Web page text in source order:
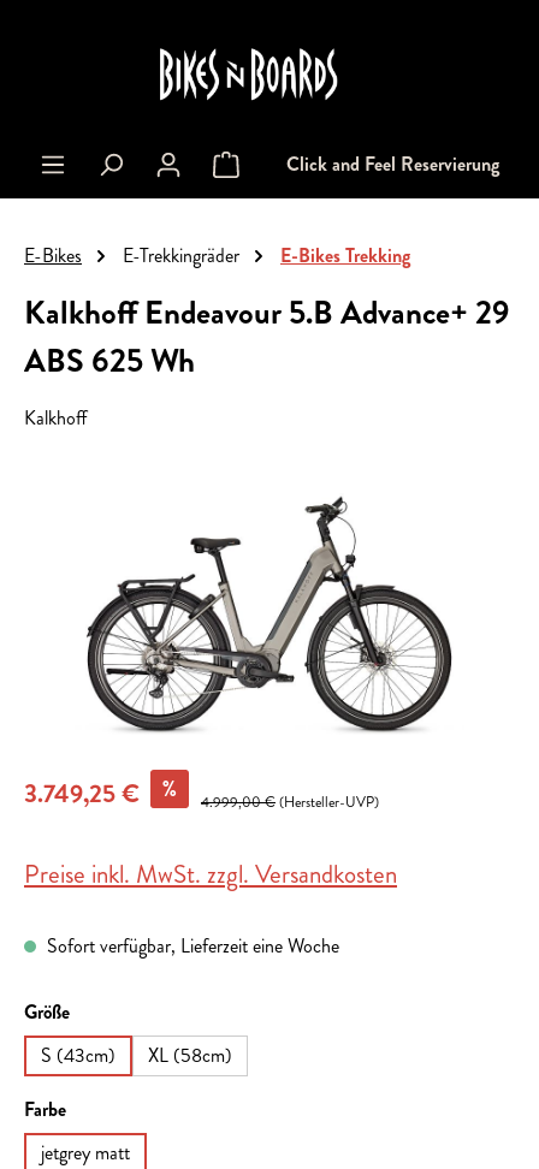
Warenkorb enthält 0 Positionen. Der
Click and Feel Reservierung
E-Bikes E-Trekkingräder E-Bikes Trekking
Kalkhoff Endeavour 5.B Advance+ 29
ABS 625 Wh
Kalkhoff
3.749,25 € % 4.999,00 €(Hersteller-UVP)
Preise inkl. MwSt. zzgl. Versandkosten
Sofort verfügbar, Lieferzeit eine Woche
Größeauswählen
S (43cm)
XL (58cm)
Farbeauswählen
jetgrey matt